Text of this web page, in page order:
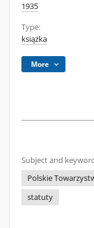
1935
Type:
książka
More
Subject and
Polskie
statuty